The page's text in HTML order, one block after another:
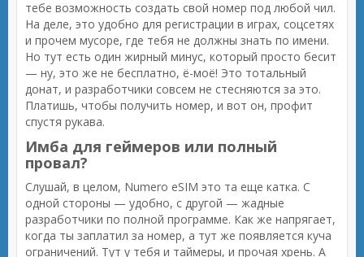
тебе возможность создать свой номер под любой чил.
На деле, это удобно для регистрации в играх, соцсетях
и прочем мусоре, где тебя не должны знать по имени.
Но тут есть один жирный минус, который просто бесит
— ну, это же не бесплатно, ё-моё! Это тотальный
донат, и разработчики совсем не стесняются за это.
Платишь, чтобы получить номер, и вот он, профит
спустя рукава.
Имба для геймеров или полный
провал?
Слушай, в целом, Numero eSIM это та еще катка. С
одной стороны — удобно, с другой — жадные
разработчики по полной программе. Как же напрягает,
когда ты заплатил за номер, а тут же появляется куча
ограничений. Тут у тебя и таймеры, и прочая хрень. А